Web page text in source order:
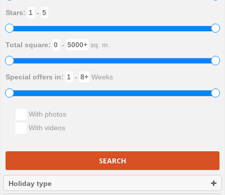
Stars: -
Total square: - sq. m.
Special offers in: - Weeks
With photos
With videos
SEARCH
Holiday type